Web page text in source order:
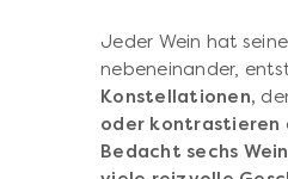
Jeder Wein hat
nebeneinander,
Konstellationen,
oder kontrastieren
Bedacht sechs